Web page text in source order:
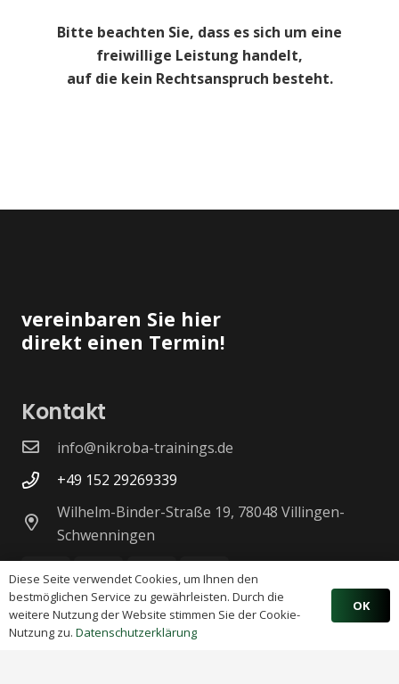
Bitte beachten Sie, dass es sich um eine
freiwillige Leistung handelt,
auf die kein Rechtsanspruch besteht.
vereinbaren Sie hier
direkt einen Termin!
Kontakt
info@nikroba-trainings.de
+49 152 29269339
Wilhelm-Binder-Straße 19, 78048 Villingen-
Schwenningen
Diese Seite verwendet Cookies, um Ihnen den
bestmöglichen Service zu gewährleisten. Durch die
weitere Nutzung der Website stimmen Sie der Cookie-
Nutzung zu. Datenschutzerklärung
OK